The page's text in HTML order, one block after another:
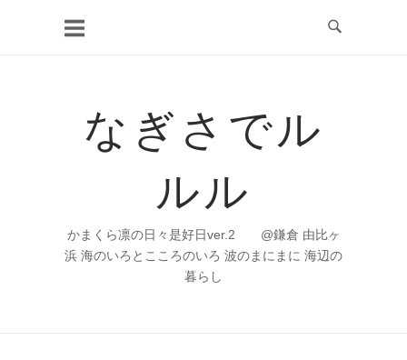
なぎさでル
ルル
かまくら凛の日々是好日ver.2 @鎌倉 由比ヶ
浜 海のいろとこころのいろ 波のまにまに 海辺の
暮らし